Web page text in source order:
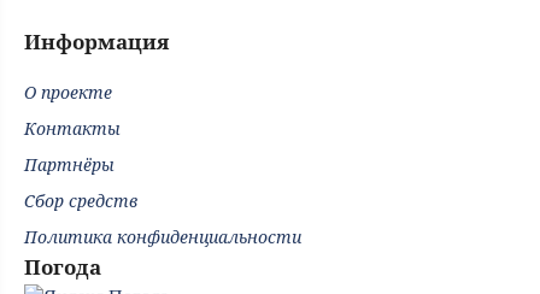
Информация
О проекте
Контакты
Партнёры
Сбор средств
Политика конфиденциальности
Погода